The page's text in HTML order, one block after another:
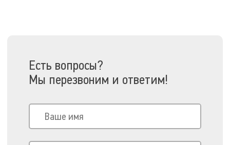
Есть вопросы?
Мы перезвоним и ответим!